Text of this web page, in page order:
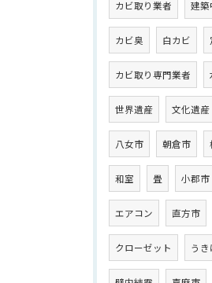
カビ取り業者 建築
カビ臭 白カビ
カビ取り専門業者
世界遺産 文化遺産
八女市 朝倉市
和室 畳 小郡市
エアコン 直方市
クローゼット う